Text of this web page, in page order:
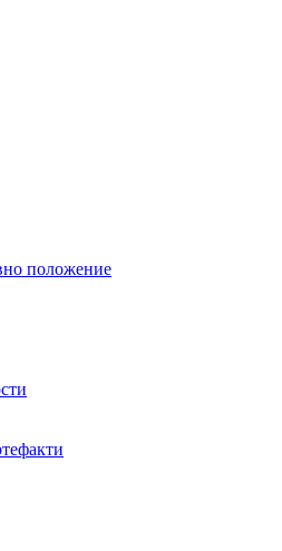
положение